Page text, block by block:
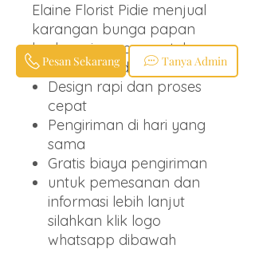
Elaine Florist Pidie menjual
karangan bunga papan
berbagai ucapan untuk
wilayah Pidie dan sekitarnya.
Design rapi dan proses
cepat
Pengiriman di hari yang
sama
Gratis biaya pengiriman
untuk pemesanan dan
informasi lebih lanjut
silahkan klik logo
whatsapp dibawah
Tanya Admin
Pesan Sekarang